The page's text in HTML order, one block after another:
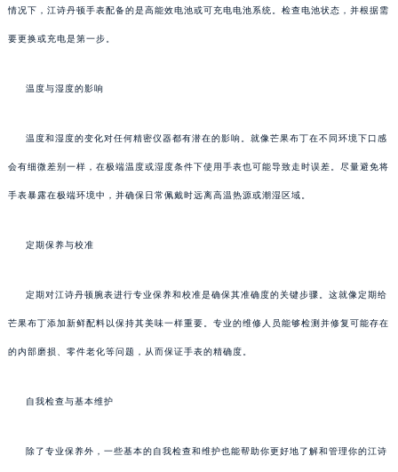
情况下，江诗丹顿手表配备的是高能效电池或可充电电池系统。检查电池状态，并根据需
要更换或充电是第一步。
温度与湿度的影响
温度和湿度的变化对任何精密仪器都有潜在的影响。就像芒果布丁在不同环境下口感
会有细微差别一样，在极端温度或湿度条件下使用手表也可能导致走时误差。尽量避免将
手表暴露在极端环境中，并确保日常佩戴时远离高温热源或潮湿区域。
定期保养与校准
定期对江诗丹顿腕表进行专业保养和校准是确保其准确度的关键步骤。这就像定期给
芒果布丁添加新鲜配料以保持其美味一样重要。专业的维修人员能够检测并修复可能存在
的内部磨损、零件老化等问题，从而保证手表的精确度。
自我检查与基本维护
除了专业保养外，一些基本的自我检查和维护也能帮助你更好地了解和管理你的江诗